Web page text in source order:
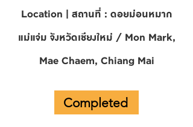
Location | สถานที่ : ดอยม่อนหมาก
แม่แจ่ม จังหวัดเชียงใหม่ / Mon Mark,
Mae Chaem, Chiang Mai
Completed